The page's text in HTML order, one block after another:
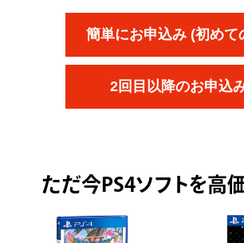
簡単にお申込み (初めて
2回目以降のお申込
ただ今 PS4ソフトを高